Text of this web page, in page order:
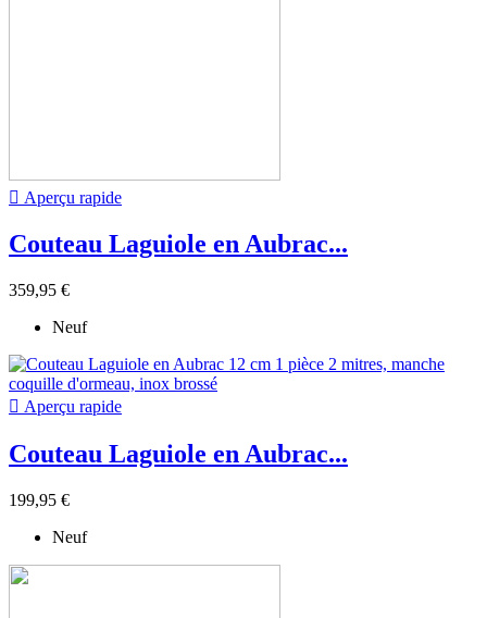
 Aperçu rapide
Couteau Laguiole en Aubrac...
359,95 €
Neuf
 Aperçu rapide
Couteau Laguiole en Aubrac...
199,95 €
Neuf